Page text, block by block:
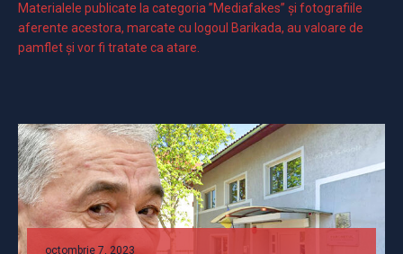
Materialele publicate la categoria ”Mediafakes” și fotografiile
aferente acestora, marcate cu logoul Barikada, au valoare de
pamflet și vor fi tratate ca atare.
octombrie 7, 2023